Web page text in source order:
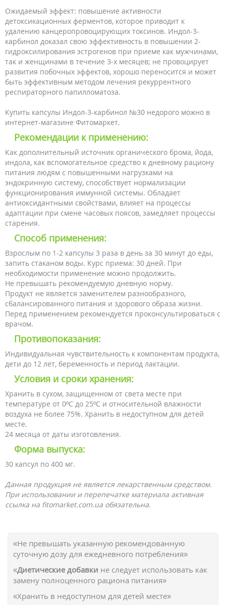
Ожидаемый эффект: повышение активности
детоксикационных ферментов, которое приводит к
удалению канцеропровоцирующих токсинов. Индол-3-
карбинол доказал свою эффективность в повышении 2-
гидроксилирования эстрогенов при приеме как мужчинами,
так и женщинами в течение 3-х месяцев; не провоцирует
развития побочных эффектов, хорошо переносится и может
быть эффективным методом лечения рекуррентного
респираторного папилломатоза.
Купить капсулы Индол-3-карбинол №30 недорого можно в
интернет-магазине Фитомаркет.
Рекомендации к применению:
Как дополнительный источник органического брома, йода,
индола, как вспомогательное средство к дневному рациону
питания людям с повышенными нагрузками на
эндокринную систему, способствует нормализации
функционирования иммунной системы. Обладает
антиоксидантными свойствами, влияет на процессы
адаптации при смене часовых поясов, замедляет процессы
старения.
Способ применения:
Взрослым по 1-2 капсулы 3 раза в день за 30 минут до еды,
запить стаканом воды. Курс приема: 30 дней. При
необходимости применение можно продолжить.
Не превышать рекомендуемую дневную норму.
Продукт не является заменителем разнообразного,
сбалансированного питания и здорового образа жизни.
Перед применением рекомендуется проконсультироваться с
врачом.
Противопоказания:
Индивидуальная чувствительность к компонентам продукта,
дети до 12 лет, беременность и период лактации.
Условия и сроки хранения:
Хранить в сухом, защищенном от света месте при
температуре от 0ºC до 25ºС и относительной влажности
воздуха не более 75%. Хранить в недоступном для детей
месте.
24 месяца от даты изготовления.
Форма выпуска:
30 капсул по 400 мг.
Данная продукция не является лекарственным средством.
При использовании и перепечатке материала активная
ссылка на fitomarket.com.ua обязательна.
«Не превышать указанную рекомендованную
суточную дозу для ежедневного потребления»
«Диетические добавки не следует использовать как
замену полноценного рациона питания»
«Хранить в недоступном для детей месте»